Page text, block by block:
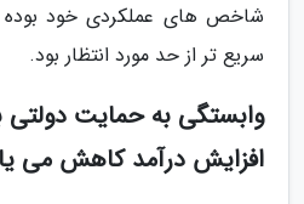
شاخص های عملکردی خود بوده
سریع تر از حد مورد انتظار بود.
وابستگی به حمایت دولتی
افزایش درآمد کاهش می